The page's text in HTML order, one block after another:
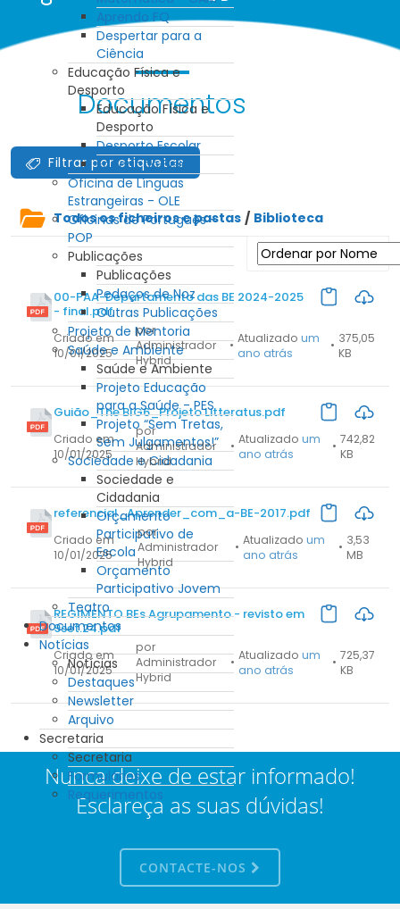
Aprendo FQ
Despertar para a
Ciência
Educação Física e
Desporto
Educação Física e
Desporto
Desporto Escolar
Educação Física
Oficina de Línguas
Estrangeiras - OLE
Oficinas de Português -
POP
Publicações
Publicações
Pedaços de Noz
Outras Publicações
Projeto de Mentoria
Saúde e Ambiente
Saúde e Ambiente
Projeto Educação
para a Saúde - PES
Projeto “Sem Tretas,
Sem Julgamentos!”
Sociedade e Cidadania
Sociedade e
Cidadania
Orçamento
Participativo de
Escola
Orçamento
Participativo Jovem
Teatro
Documentos
Notícias
Notícias
Destaques
Newsletter
Arquivo
Secretaria
Secretaria
Formulários
Requerimentos
Documentos
Filtrar por etiquetas
Todos os ficheiros e pastas / Biblioteca
00-PAA-Departamento das BE 2024-2025
- final.pdf
Criado em
10/01/2025
por
Administrador
Hybrid
• Atualizado um
ano atrás
• 375,05
KB
Guião_The BIG6_Projeto Litteratus.pdf
Criado em
10/01/2025
por
Administrador
Hybrid
• Atualizado um
ano atrás
• 742,82
KB
referencial_Aprender_com_a-BE-2017.pdf
Criado em
10/01/2025
por
Administrador
Hybrid
• Atualizado um
ano atrás
• 3,53
MB
REGIMENTO BEs Agrupamento - revisto em
9set.24.pdf
Criado em
10/01/2025
por
Administrador
Hybrid
• Atualizado um
ano atrás
• 725,37
KB
Nunca deixe de estar informado!
Esclareça as suas dúvidas!
CONTACTE-NOS